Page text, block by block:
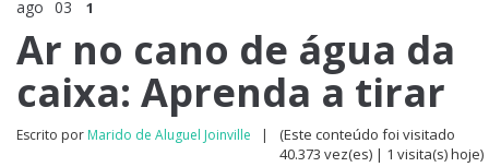
ago 03 1
Ar no cano de água da
caixa: Aprenda a tirar
Escrito por Marido de Aluguel Joinville |
(Este conteúdo foi visitado
40.373 vez(es) | 1 visita(s) hoje)